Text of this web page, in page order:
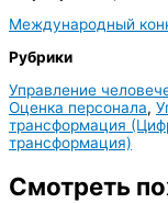
Международный
Рубрики
Управление
Оценка персонала,
трансформация
трансформация)
Смотреть